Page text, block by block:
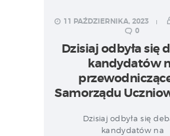
11 PAŹDZIERNIKA, 2023
0
Dzisiaj odbyła się
kandydatów
Samorządu
Dzisiaj odbyła się
kandydatów na